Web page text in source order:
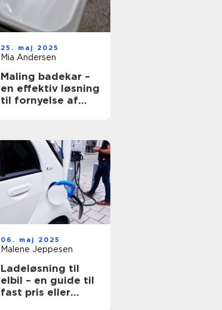
25. maj 2025
Mia Andersen
Maling badekar –
en effektiv løsning
til fornyelse af
06. maj 2025
Malene Jeppesen
Ladeløsning til
elbil – en guide til
fast pris eller